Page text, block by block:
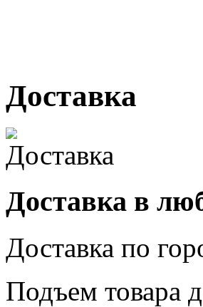
Доставка
Доставка в
Доставка по
Подъем товара